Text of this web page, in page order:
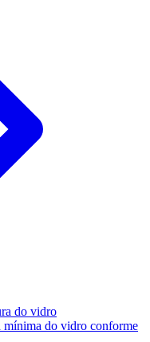
do vidro
mínima do vidro conforme